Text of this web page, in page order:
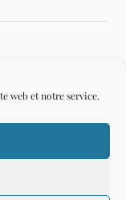
web et notre service.